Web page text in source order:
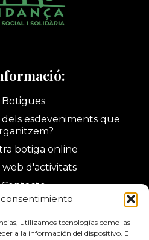
utilizamos tecnologías como las
a la información del dispositivo. El
Botigues
dels esdeveniments que
botiga online
d'activitats
Contacte
de denúncies